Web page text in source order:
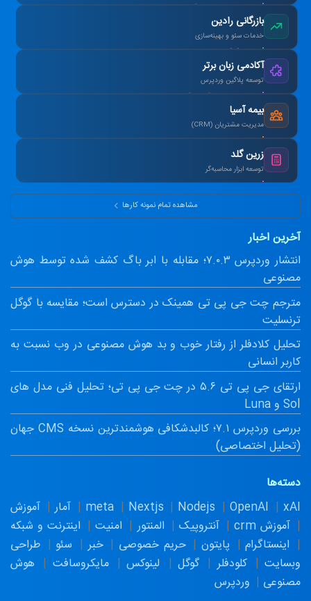
بازرگانی رادین
خدمات سئو و بهینه‌سازی
آکادمی زبان برتر
توسعه پلاگین وردپرس
طراحی سیستم آزمون آنلاین و صدور کارنامه.
بیمه آسیا
مدیریت مشتریان (CRM)
یکپارچه‌سازی اطلاعات و اتوماسیون پیامک.
زرین گلد
توسعه ابزار محاسبه‌گر
ماشین‌حساب پیشرفته سود مرکب و طلا.
مشاهده تمام نمونه کارها
آخرین اخبار
انتشار وردپرس ۷.۰.۳؛ مقابله با ابر باگ کشف شده توسط هوش
مصنوعی
مترجم چت جی پی تی همینک در دسترس است؛ مقایسه با گوگل
ترنسلیت
تحلیل کلادفلر از رفتار خوب و بد هوش مصنوعی در وب نسبت به
کاربر انسانی
ارتقای جی پی تی ۵.۶ در چت جی پی تی؛ تحلیل فنی مدل های
Sol و Luna
بررسی وردپرس ۷.۱؛ کالبدشکافی هوشمندترین نسخه CMS جهان
(تحلیل اختصاصی)
دسته‌ها
meta
Nextjs Nodejs OpenAI xAI آمار
آموزش
آموزش crm
آنتروپیک المنتور امنیت
اینترنت و شبکه
اینستاگرام
پایتون حریم خصوصی خبر سئو
طراحی
وبسایت
کلودفلر گوگل لینوکس مایکروسافت
هوش
مصنوعی
وردپرس